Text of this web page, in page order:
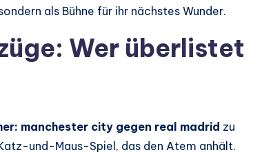
als Bühne für ihr nächstes Wunder.
Wer überlistet
manchester city gegen real madrid zu
und-Maus-Spiel, das den Atem anhält.